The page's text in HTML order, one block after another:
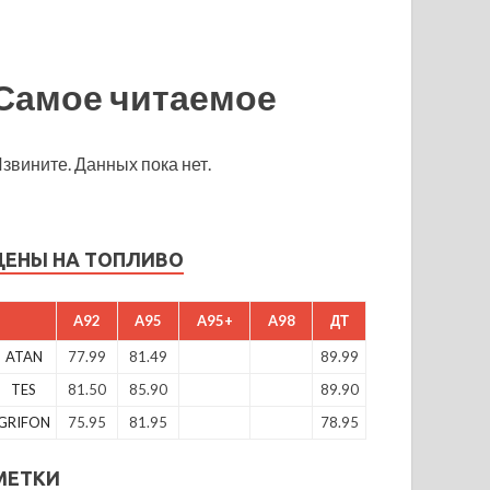
читаемое
Данных пока нет.
НА ТОПЛИВО
A92 A95 A95+ A98 ДТ
ATAN 77.99 81.49
89.99
TES
81.50 85.90
89.90
75.95 81.95 78.95